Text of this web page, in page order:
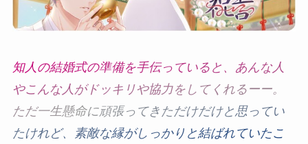
知人 の結婚式の準備を手伝っ ている と 、 あんな人
やこ んな人 がドッキ リや協力をし てく れる ーー。
ただ一生懸命に頑張っ てき ただけだけと思っ てい
たけれど、 素敵な縁がし っかり と結ばれていたこ